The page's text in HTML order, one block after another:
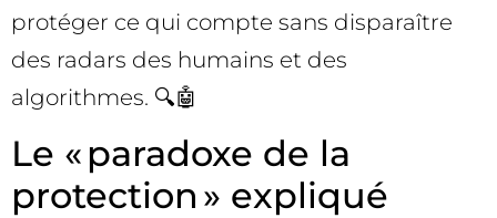
protéger ce qui compte sans disparaître
des radars des humains et des
algorithmes. 🔍🤖
Le « paradoxe de la
protection » expliqué